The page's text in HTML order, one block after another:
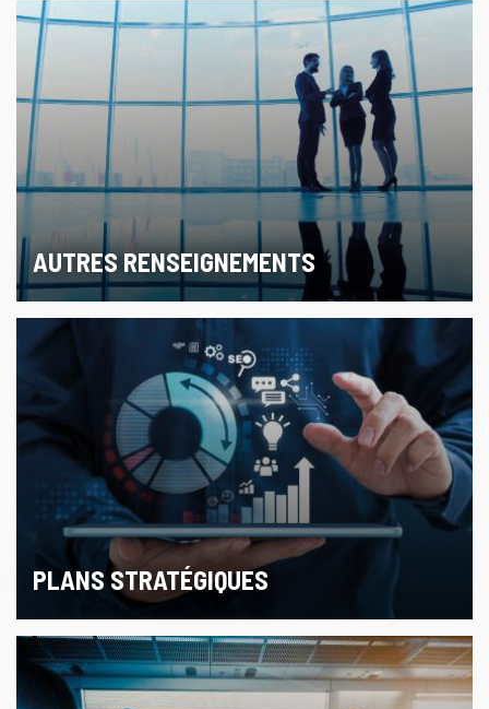
AUTRES RENSEIGNEMENTS
PLANS STRATÉGIQUES